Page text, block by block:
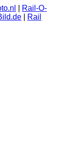
Rail-O-
Rail